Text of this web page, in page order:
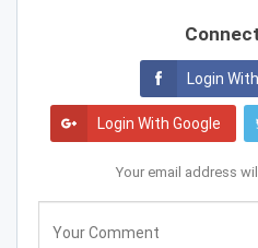
Login
Login With Google
Your email address